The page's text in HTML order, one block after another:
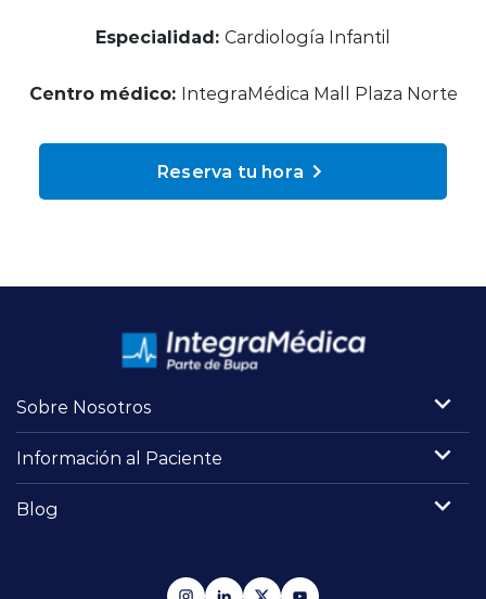
Clínicas Dentales
Reserva de Horas
Mi Portal Bupa
Especialidad: Cardiología Infantil
Centro médico: IntegraMédica Mall Plaza Norte
Reserva tu hora
Sobre Nosotros
Información al Paciente
Blog